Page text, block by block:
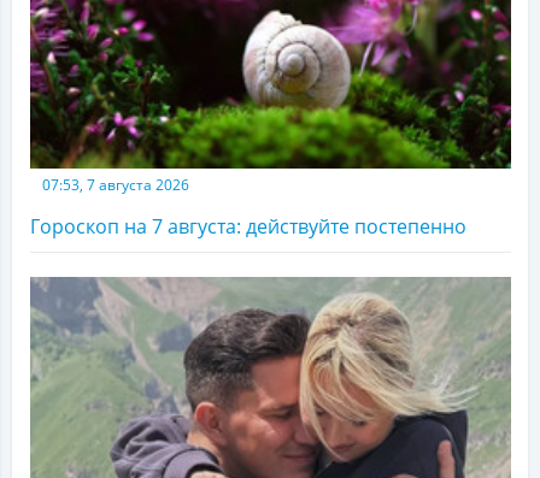
07:53, 7 августа 2026
Гороскоп на 7 августа: действуйте постепенно